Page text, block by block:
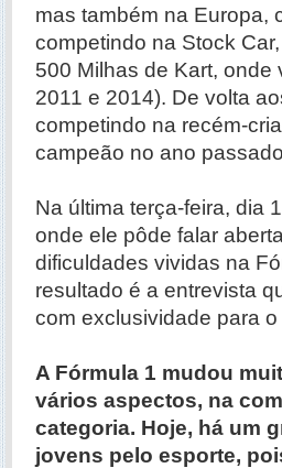
mas também na Europa,
competindo na Stock
500 Milhas de Kart,
2011 e 2014). De volta
competindo na recém-
campeão no ano
Na última terça-feira, dia
onde ele pôde falar
dificuldades vividas na
resultado é a entrevista
com exclusividade para o
A Fórmula 1 mudou
vários aspectos, na
categoria. Hoje, há um
jovens pelo esporte,